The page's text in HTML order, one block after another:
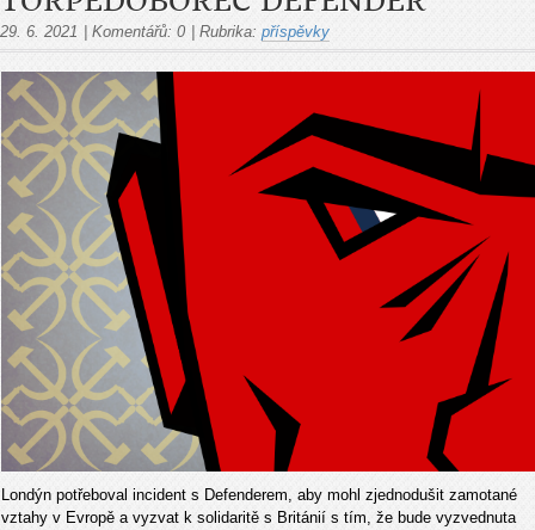
29. 6. 2021 Komentářů: 0 Rubrika: příspěvky
Londýn potřeboval incident s Defenderem, aby mohl zjednodušit zamotané
vztahy v Evropě a vyzvat k solidaritě s Británií s tím, že bude vyzvednuta